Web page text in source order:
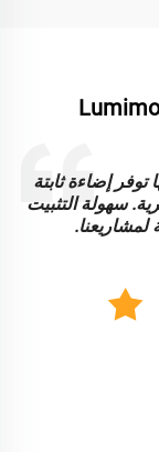
النيونية متينة
الاستخدام،
تجارية.